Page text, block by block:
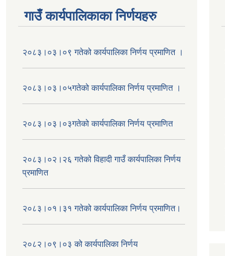
गाउँ कार्यपालिकाका निर्णयहरु
२०८३।०३।०९ गतेको कार्यपालिका निर्णय प्रमाणित ।
२०८३।०३।०५गतेको कार्यपालिका निर्णय प्रमाणित ।
२०८३।०३।०३गतेको कार्यपालिका निर्णय प्रमाणित
२०८३।०२।२६ गतेको विहादी गाउँ कार्यपालिका निर्णय
प्रमाणित
२०८३।०१।३१ गतेको कार्यपालिका निर्णय प्रमाणित।
२०८२।०९।०३ को कार्यपालिका निर्णय